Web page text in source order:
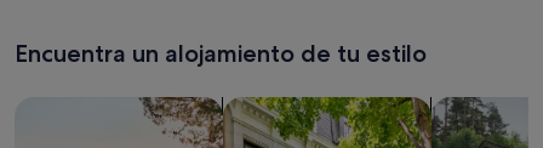
Encuentra un alojamiento de tu estilo
Busca apartamentos Buscar